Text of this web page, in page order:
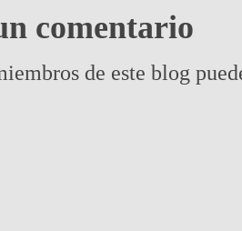
comentario
de este blog